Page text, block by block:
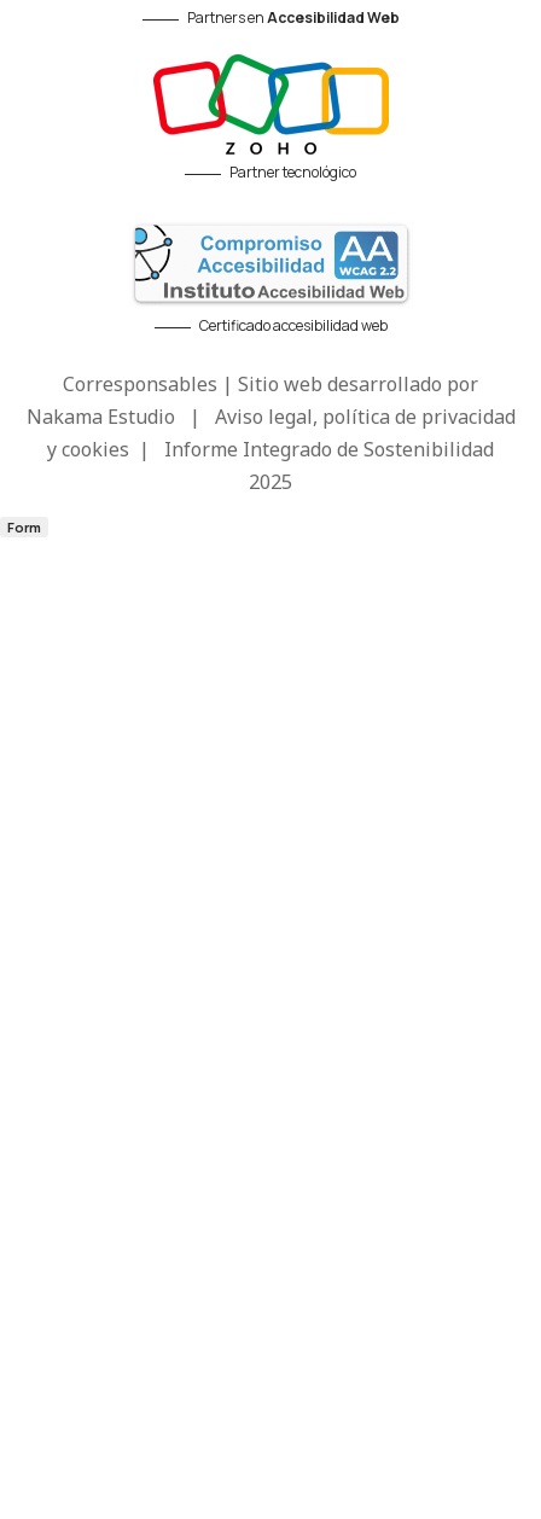
Partners enAccesibilidad Web
Partner tecnológico
Certificado accesibilidad web
Corresponsables | Sitio web desarrollado por
Nakama Estudio | Aviso legal, política de privacidad
y cookies | Informe Integrado de Sostenibilidad
2025
Form